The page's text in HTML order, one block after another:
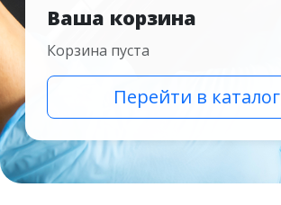
Ваша корзина
Корзина пуста
Перейти в каталог